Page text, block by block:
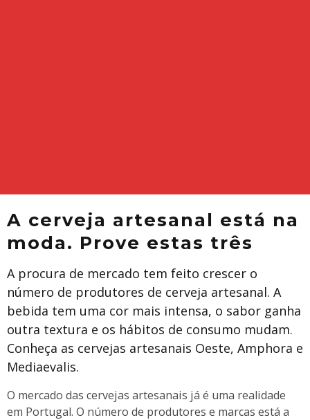
A cerveja artesanal está na
moda. Prove estas três
A procura de mercado tem feito crescer o
número de produtores de cerveja artesanal. A
bebida tem uma cor mais intensa, o sabor ganha
outra textura e os hábitos de consumo mudam.
Conheça as cervejas artesanais Oeste, Amphora e
Mediaevalis.
O mercado das cervejas artesanais já é uma realidade
em Portugal. O número de produtores e marcas está a